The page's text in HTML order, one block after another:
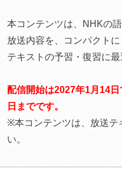
本コンテンツは、NHKの
放送内容を、コンパクト
テキストの予習・復習に最
配信開始は2027年1月14
日までです。
※本コンテンツは、放送テ
い。